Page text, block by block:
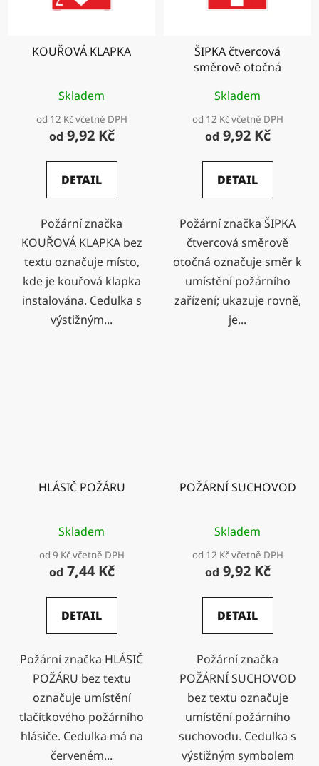
KOUŘOVÁ KLAPKA
Skladem
od 12 Kč včetně DPH
od 9,92 Kč
DETAIL
Požární značka
KOUŘOVÁ KLAPKA bez
textu označuje místo,
kde je kouřová klapka
instalována. Cedulka s
výstižným...
ŠIPKA čtvercová
směrově otočná
Skladem
od 12 Kč včetně DPH
od 9,92 Kč
DETAIL
Požární značka ŠIPKA
čtvercová směrově
otočná označuje směr k
umístění požárního
zařízení; ukazuje rovně,
je...
HLÁSIČ POŽÁRU
Skladem
od 9 Kč včetně DPH
od 7,44 Kč
DETAIL
Požární značka HLÁSIČ
POŽÁRU bez textu
označuje umístění
tlačítkového požárního
hlásiče. Cedulka má na
červeném...
POŽÁRNÍ SUCHOVOD
Skladem
od 12 Kč včetně DPH
od 9,92 Kč
DETAIL
Požární značka
POŽÁRNÍ SUCHOVOD
bez textu označuje
umístění požárního
suchovodu. Cedulka s
výstižným symbolem